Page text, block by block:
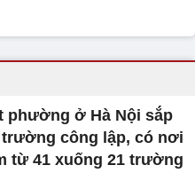
phường ở Hà Nội sắp
công lập, có nơi
từ 41 xuống 21 trường